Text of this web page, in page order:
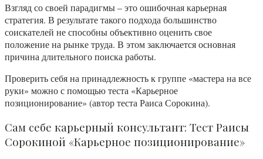
Взгляд со своей парадигмы – это ошибочная карьерная
стратегия. В результате такого подхода большинство
соискателей не способны объективно оценить свое
положение на рынке труда. В этом заключается основная
причина длительного поиска работы.
Проверить себя на принадлежность к группе «мастера на все
руки» можно с помощью теста «Карьерное
позиционирование» (автор теста Раиса Сорокина).
Сам себе карьерный консультант: Тест Раисы
Сорокиной «Карьерное позиционирование»